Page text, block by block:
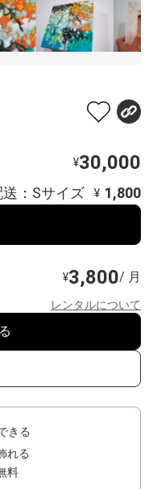
¥30,000
送：Sサイズ ¥ 1,800
¥3,800/ 月
レンタルについて
きる
れる
料